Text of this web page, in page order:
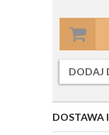
DODAJ
DOSTAWA